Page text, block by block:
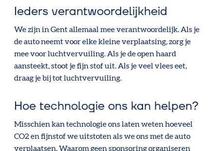
Ieders verantwoordelijkheid
We zijn in Gent allemaal mee verantwoordelijk. Als je
de auto neemt voor elke kleine verplaatsing, zorg je
mee voor luchtvervuiling. Als je de open haard
aansteekt, stoot je fijn stof uit. Als je veel vlees eet,
draag je bij tot luchtvervuiling.
Hoe technologie ons kan helpen?
Misschien kan technologie ons laten weten hoeveel
CO2 en fijnstof we uitstoten als we ons met de auto
verplaatsen. Waarom geen sponsoring organiseren